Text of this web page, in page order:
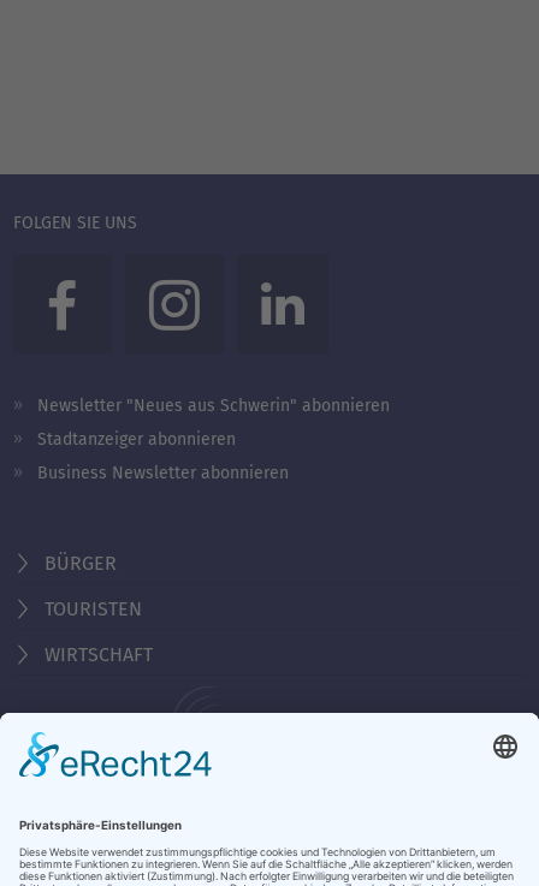
FOLGEN SIE UNS
Newsletter "Neues aus Schwerin" abonnieren
Stadtanzeiger abonnieren
Business Newsletter abonnieren
BÜRGER
TOURISTEN
WIRTSCHAFT
Behördennummer 115
KONTAKT
NOTRUFE & HOTLINES
JOBS